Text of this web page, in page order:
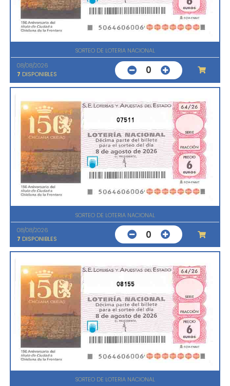
SORTEO DE LOTERIA NACIONAL
08/08/2026
7 DISPONIBLES 0
07511
SORTEO DE LOTERIA NACIONAL
08/08/2026
7 DISPONIBLES 0
08155
SORTEO DE LOTERIA NACIONAL